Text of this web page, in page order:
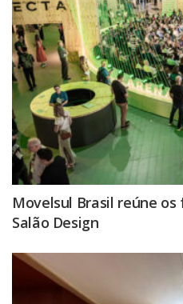
Movelsul Brasil reúne os
Salão Design